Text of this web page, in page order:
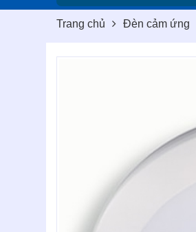
Trang chủ Đèn cảm ứng